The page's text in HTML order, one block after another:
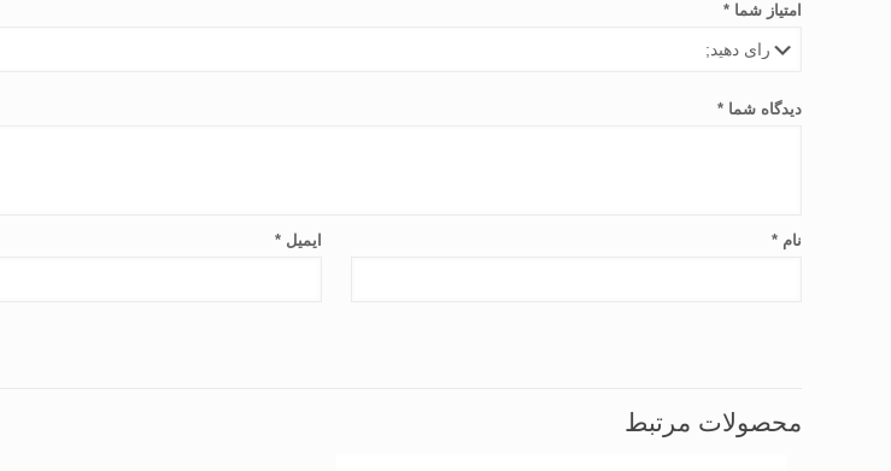
امتیاز شما*
دیدگاه شما*
نام* ایمیل*
محصولات مرتبط